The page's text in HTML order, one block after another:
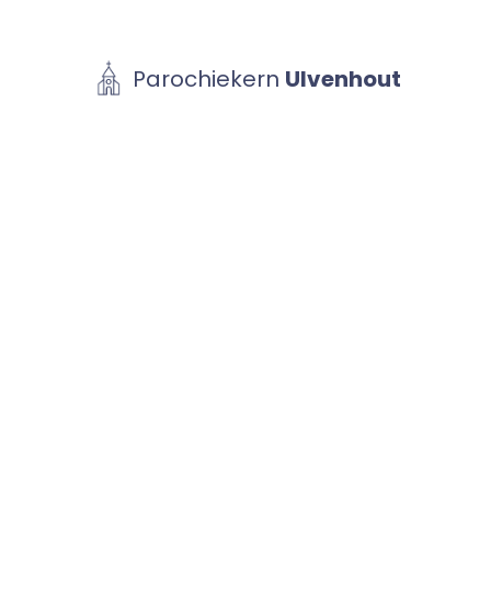
Parochiekern Ulvenhout